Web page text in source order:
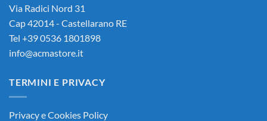
Via Radici Nord 31
Cap 42014 - Castellarano RE
Tel +39 0536 1801898
info@acmastore.it
TERMINI E PRIVACY
Privacy e Cookies Policy